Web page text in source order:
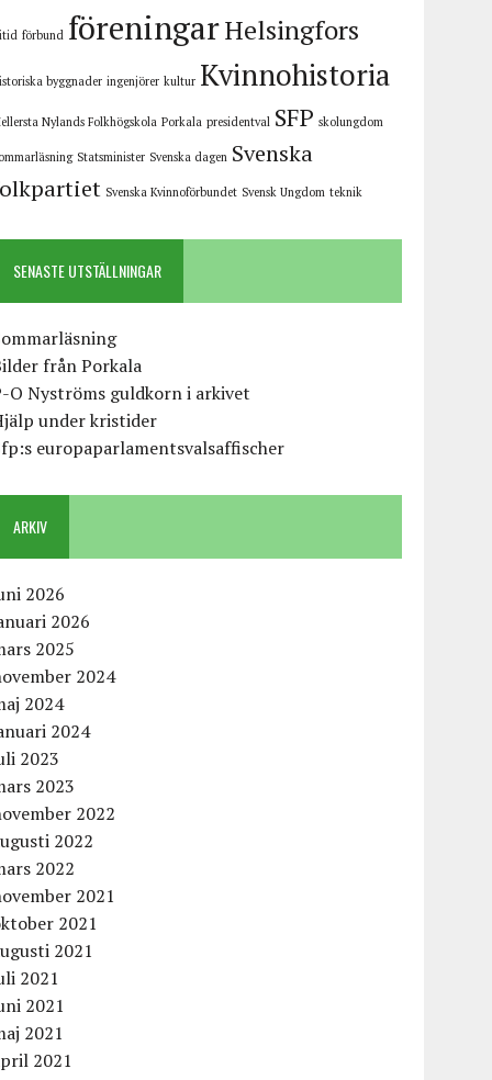
förbund föreningarHelsingfors
byggnader ingenjörer kultur Kvinnohistoria
Nylands Folkhögskola Porkala presidentval SFP skolungdom
Statsminister Svenska dagen Svenska
Svenska Kvinnoförbundet Svensk Ungdom teknik
SENASTE UTSTÄLLNINGAR
från Porkala
O Nyströms guldkorn i arkivet
under kristider
europaparlamentsvalsaffischer
ARKIV
2026
2026
2025
2024
2024
2024
2023
2023
2022
2022
2022
2021
2021
2021
2021
2021
2021
2021